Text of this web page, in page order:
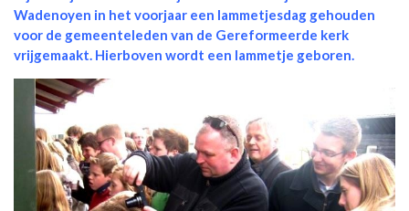
Wadenoyen in het voorjaar een lammetjesdag gehouden
voor de gemeenteleden van de Gereformeerde kerk
vrijgemaakt. Hierboven wordt een lammetje geboren.